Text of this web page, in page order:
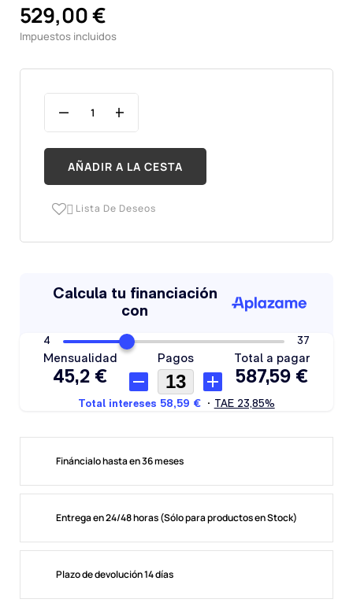
529,00 €
Impuestos incluidos
AÑADIR A LA CESTA
 Lista De Deseos
Fináncialo hasta en 36 meses
Entrega en 24/48 horas (Sólo para productos en Stock)
Plazo de devolución 14 días